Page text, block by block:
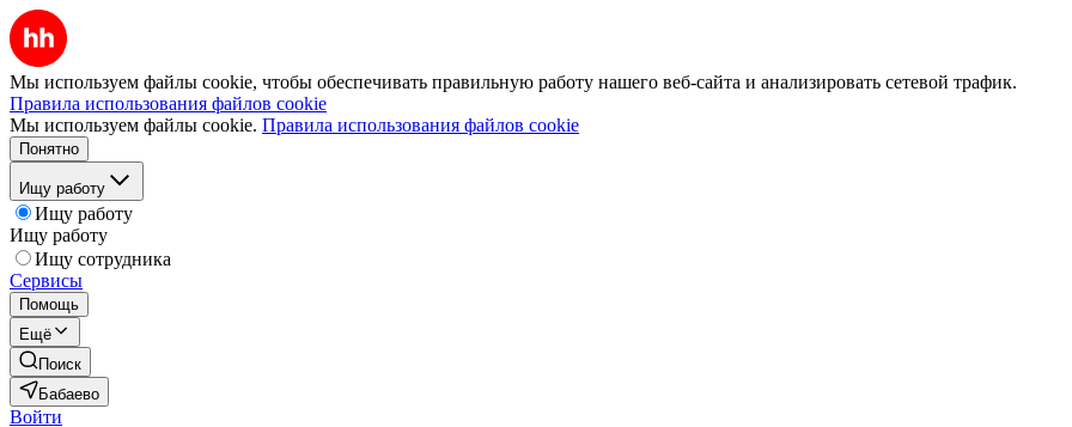
Мы используем файлы cookie, чтобы обеспечивать правильную работу нашего веб-сайта и анализировать сетевой трафик.
Правила использования файлов cookie
Мы используем файлы cookie. Правила использования файлов cookie
Понятно
Ищу работу
Ищу работу
Ищу работу
Ищу сотрудника
Сервисы
Помощь
Ещё
Поиск
Бабаево
Войти